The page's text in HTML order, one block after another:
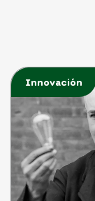
Innovación